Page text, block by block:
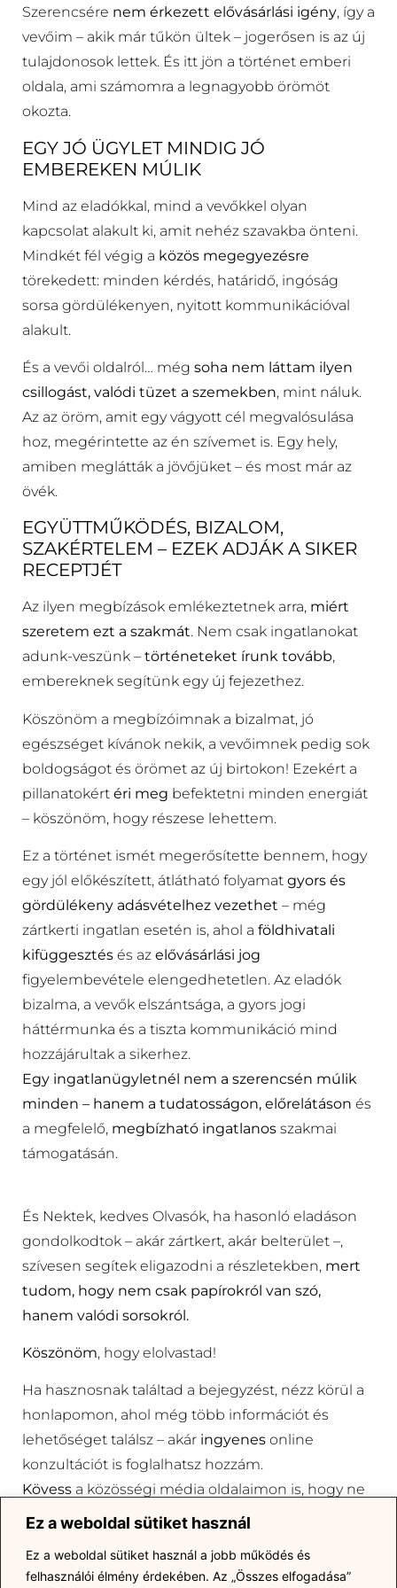
Ez a weboldal sütiket használ
Ez a weboldal sütiket használ a jobb működés és
felhasználói élmény érdekében. Az „Összes elfogadása”
Szerencsére nem érkezett elővásárlási igény, így a
vevőim – akik már tűkön ültek – jogerősen is az új
tulajdonosok lettek. És itt jön a történet emberi
oldala, ami számomra a legnagyobb örömöt
okozta.
EGY JÓ ÜGYLET MINDIG JÓ
EMBEREKEN MÚLIK
Mind az eladókkal, mind a vevőkkel olyan
kapcsolat alakult ki, amit nehéz szavakba önteni.
Mindkét fél végig a közös megegyezésre
törekedett: minden kérdés, határidő, ingóság
sorsa gördülékenyen, nyitott kommunikációval
alakult.
És a vevői oldalról… még soha nem láttam ilyen
csillogást, valódi tüzet a szemekben, mint náluk.
Az az öröm, amit egy vágyott cél megvalósulása
hoz, megérintette az én szívemet is. Egy hely,
amiben meglátták a jövőjüket – és most már az
övék.
EGYÜTTMŰKÖDÉS, BIZALOM,
SZAKÉRTELEM – EZEK ADJÁK A SIKER
RECEPTJÉT
Az ilyen megbízások emlékeztetnek arra, miért
szeretem ezt a szakmát. Nem csak ingatlanokat
adunk-veszünk – történeteket írunk tovább,
embereknek segítünk egy új fejezethez.
Köszönöm a megbízóimnak a bizalmat, jó
egészséget kívánok nekik, a vevőimnek pedig sok
boldogságot és örömet az új birtokon! Ezekért a
pillanatokért éri meg befektetni minden energiát
– köszönöm, hogy részese lehettem.
Ez a történet ismét megerősítette bennem, hogy
egy jól előkészített, átlátható folyamat gyors és
gördülékeny adásvételhez vezethet – még
zártkerti ingatlan esetén is, ahol a földhivatali
kifüggesztés és az elővásárlási jog
figyelembevétele elengedhetetlen. Az eladók
bizalma, a vevők elszántsága, a gyors jogi
háttérmunka és a tiszta kommunikáció mind
hozzájárultak a sikerhez.
Egy ingatlanügyletnél nem a szerencsén múlik
minden – hanem a tudatosságon, előrelátáson és
a megfelelő, megbízható ingatlanos szakmai
támogatásán.
És Nektek, kedves Olvasók, ha hasonló eladáson
gondolkodtok – akár zártkert, akár belterület –,
szívesen segítek eligazodni a részletekben, mert
tudom, hogy nem csak papírokról van szó,
hanem valódi sorsokról.
Köszönöm, hogy elolvastad!
Ha hasznosnak találtad a bejegyzést, nézz körül a
honlapomon, ahol még több információt és
lehetőséget találsz – akár ingyenes online
konzultációt is foglalhatsz hozzám.
Kövess a közösségi média oldalaimon is, hogy ne
maradj le a
friss tartalmakról és kulisszák mögötti